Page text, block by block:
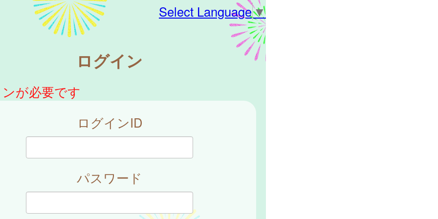
Select Language▼
ログイン
が必要です
ログインID
パスワード